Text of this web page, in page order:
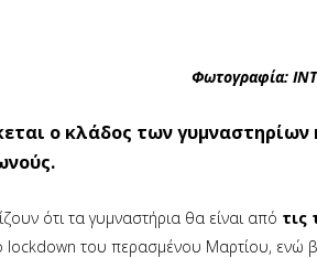
Φωτογραφία:
ο κλάδος των
ότι τα γυμναστήρια θα είναι από τις
lockdown του περασμένου Μαρτίου, ενώ